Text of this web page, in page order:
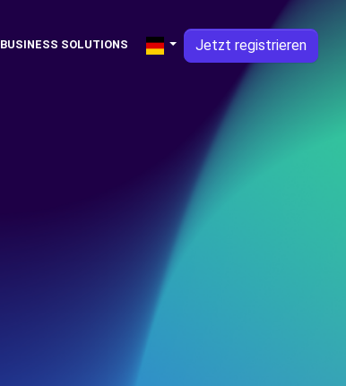
BUSINESS SOLUTIONS Jetzt registrieren